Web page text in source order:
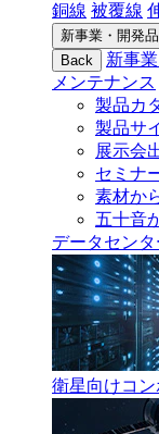
銅線 被覆線
新事業・開発品
Back 新事
メンテナンス
製品カ
製品サ
展示会
セミナ
素材か
五十音
データセン
衛星向けコン